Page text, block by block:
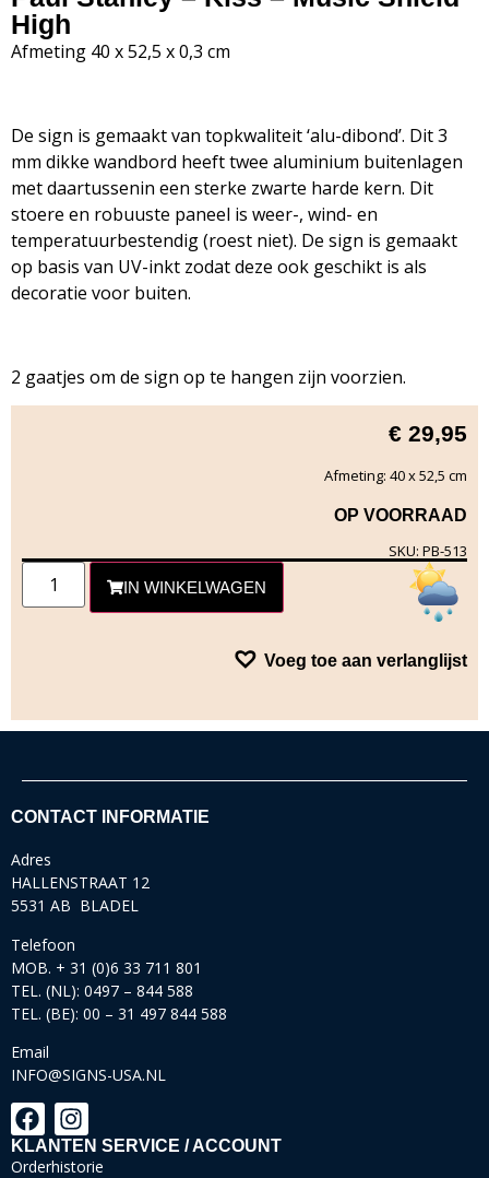
High
Afmeting 40 x 52,5 x 0,3 cm
De sign is gemaakt van topkwaliteit ‘alu-dibond’. Dit 3
mm dikke wandbord heeft twee aluminium buitenlagen
met daartussenin een sterke zwarte harde kern. Dit
stoere en robuuste paneel is weer-, wind- en
temperatuurbestendig (roest niet). De sign is gemaakt
op basis van UV-inkt zodat deze ook geschikt is als
decoratie voor buiten.
2 gaatjes om de sign op te hangen zijn voorzien.
€ 29,95
Afmeting: 40 x 52,5 cm
OP VOORRAAD
SKU: PB-513
IN WINKELWAGEN
Voeg toe aan verlanglijst
CONTACT INFORMATIE
Adres
HALLENSTRAAT 12
5531 AB BLADEL
Telefoon
MOB. + 31 (0)6 33 711 801
TEL. (NL): 0497 – 844 588
TEL. (BE): 00 – 31 497 844 588
Email
INFO@SIGNS-USA.NL
KLANTEN SERVICE / ACCOUNT
Orderhistorie